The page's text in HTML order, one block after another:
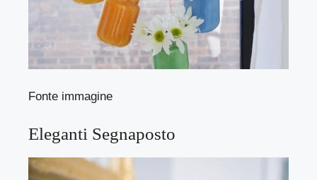
Fonte immagine
Eleganti Segnaposto